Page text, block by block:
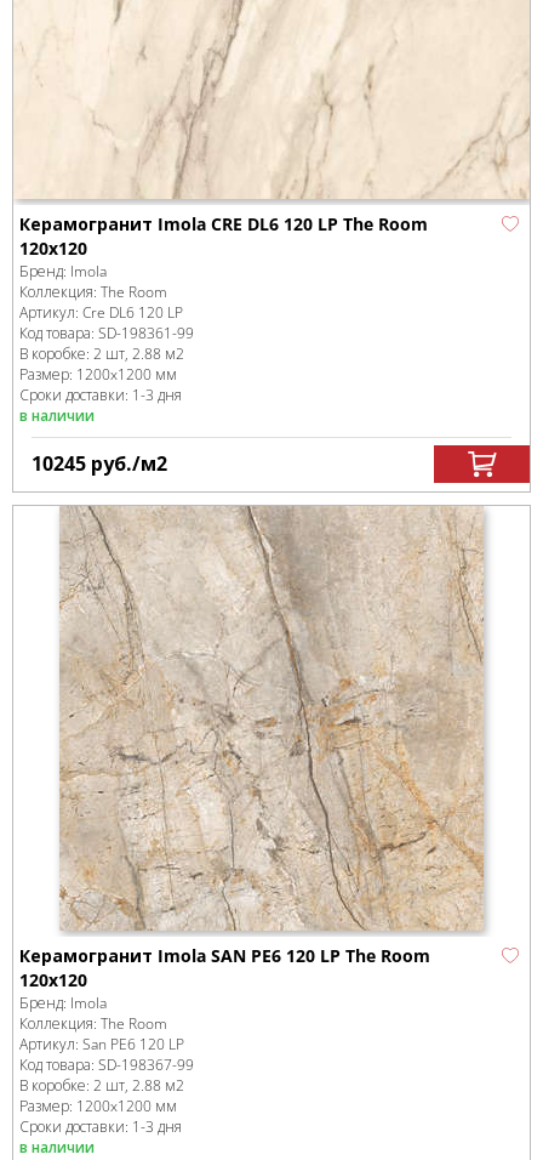
Керамогранит Imola CRE DL6 120 LP The Room
120x120
Бренд: Imola
Коллекция: The Room
Артикул: Cre DL6 120 LP
Код товара: SD-198361-99
В коробке: 2 шт, 2.88 м2
Размер: 1200x1200 мм
Сроки доставки: 1-3 дня
в наличии
10245 руб./м2
Керамогранит Imola SAN PE6 120 LP The Room
120x120
Бренд: Imola
Коллекция: The Room
Артикул: San PE6 120 LP
Код товара: SD-198367-99
В коробке: 2 шт, 2.88 м2
Размер: 1200x1200 мм
Сроки доставки: 1-3 дня
в наличии